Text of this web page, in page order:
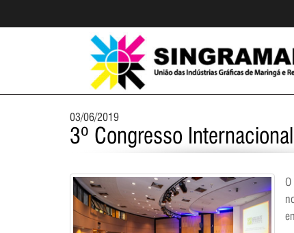
03/06/2019
3º Congresso